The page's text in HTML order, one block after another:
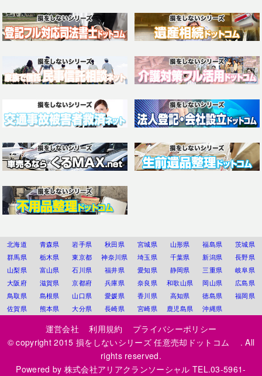
北海道 青森県 岩手県 秋田県 宮城県 山形県 福島県
茨城県
群馬県
栃木県 東京都 神奈川県 埼玉県 千葉県 新潟県
長野県
山梨県
富山県 石川県 福井県 愛知県 静岡県 三重県
岐阜県
大阪府
滋賀県 京都府 兵庫県 奈良県 和歌山県 岡山県
広島県
鳥取県
島根県 山口県 愛媛県 香川県 高知県 徳島県
福岡県
佐賀県
熊本県 大分県 長崎県 宮崎県 鹿児島県 沖縄県
運営会社 利用規約
プライバシーポリシー
© copyright 2015損をしないシリーズ 任意売却ドットコム
. All
rights reserved.
Powered by 株式会社アリアクランソーシャル TEL.03-5961-